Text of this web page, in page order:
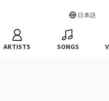
日本語
ARTISTS SONGS